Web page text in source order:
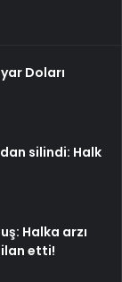
Doları
silindi: Halk
Halka arzı
etti!